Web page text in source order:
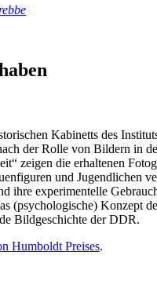
Kabinetts des
der Rolle von Bildern in
zeigen die erhaltenen
und Jugendlichen
ihre experimentelle
(psychologische) Konzept
Bildgeschichte der DDR.
Humboldt Preises.